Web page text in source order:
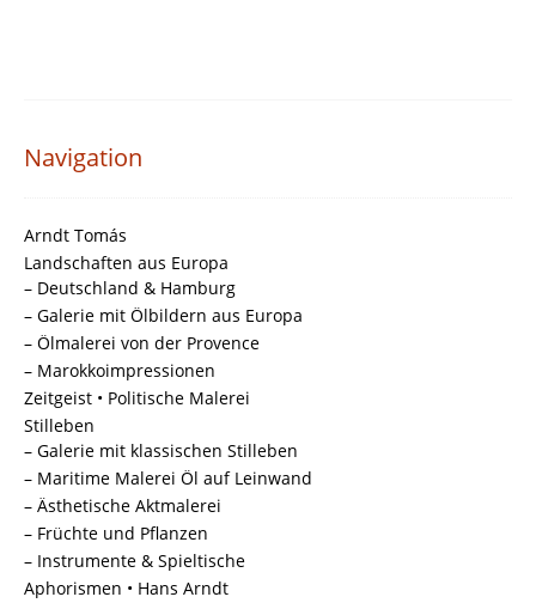
Navigation
Arndt Tomás
Landschaften aus Europa
– Deutschland & Hamburg
– Galerie mit Ölbildern aus Europa
– Ölmalerei von der Provence
– Marokkoimpressionen
Zeitgeist • Politische Malerei
Stilleben
– Galerie mit klassischen Stilleben
– Maritime Malerei Öl auf Leinwand
– Ästhetische Aktmalerei
– Früchte und Pflanzen
– Instrumente & Spieltische
Aphorismen • Hans Arndt